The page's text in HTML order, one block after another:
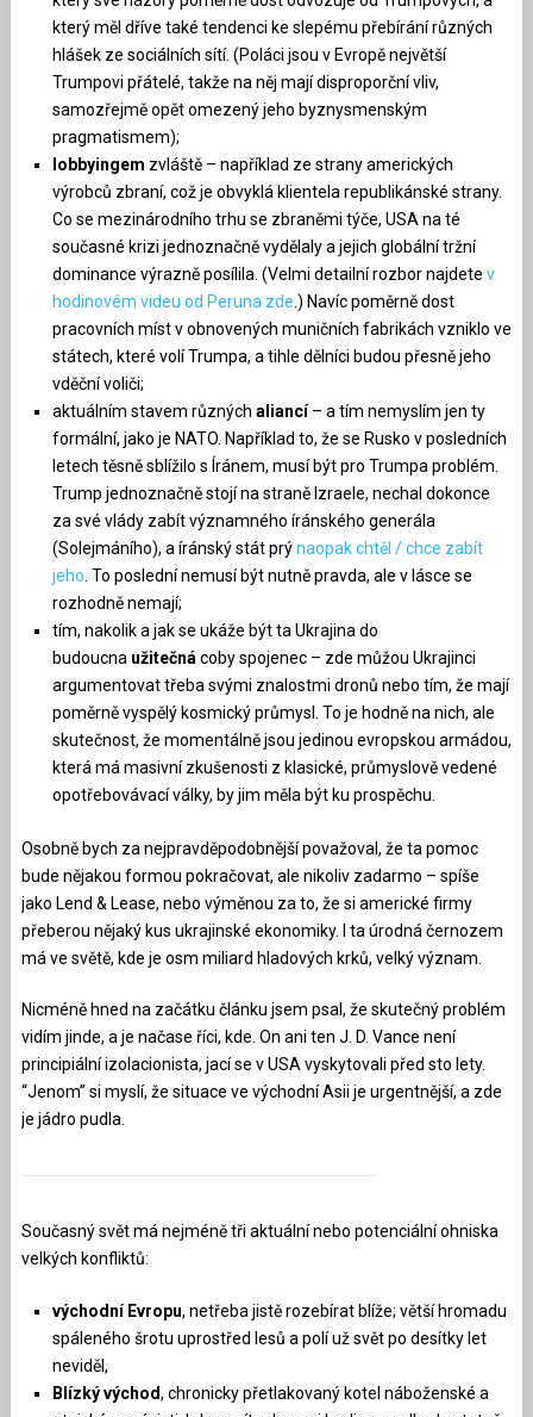
který měl dříve také tendenci ke slepému přebírání různých
hlášek ze sociálních sítí. (Poláci jsou v Evropě největší
Trumpovi přátelé, takže na něj mají disproporční vliv,
samozřejmě opět omezený jeho byznysmenským
pragmatismem);
lobbyingem zvláště – například ze strany amerických
výrobců zbraní, což je obvyklá klientela republikánské strany.
Co se mezinárodního trhu se zbraněmi týče, USA na té
současné krizi jednoznačně vydělaly a jejich globální tržní
dominance výrazně posílila. (Velmi detailní rozbor najdetev
hodinovém videu od Peruna zde .) Navíc poměrně dost
pracovních míst v obnovených muničních fabrikách vzniklo ve
státech, které volí Trumpa, a tihle dělníci budou přesně jeho
vděční voliči;
aktuálním stavem různýchaliancí– a tím nemyslím jen ty
formální, jako je NATO. Například to, že se Rusko v posledních
letech těsně sblížilo s Íránem, musí být pro Trumpa problém.
Trump jednoznačně stojí na straně Izraele, nechal dokonce
za své vlády zabít významného íránského generála
(Solejmáního), a íránský stát prýnaopak chtěl / chce zabít
jeho . To poslední nemusí být nutně pravda, ale v lásce se
rozhodně nemají;
tím, nakolik a jak se ukáže být ta Ukrajina do
budoucna užitečná coby spojenec – zde můžou Ukrajinci
argumentovat třeba svými znalostmi dronů nebo tím, že mají
poměrně vyspělý kosmický průmysl. To je hodně na nich, ale
skutečnost, že momentálně jsou jedinou evropskou armádou,
která má masivní zkušenosti z klasické, průmyslově vedené
opotřebovávací války, by jim měla být ku prospěchu.
Osobně bych za nejpravděpodobnější považoval, že ta pomoc
bude nějakou formou pokračovat, ale nikoliv zadarmo – spíše
jako Lend & Lease, nebo výměnou za to, že si americké firmy
přeberou nějaký kus ukrajinské ekonomiky. I ta úrodná černozem
má ve světě, kde je osm miliard hladových krků, velký význam.
Nicméně hned na začátku článku jsem psal, že skutečný problém
vidím jinde, a je načase říci, kde. On ani ten J. D. Vance není
principiální izolacionista, jací se v USA vyskytovali před sto lety.
“Jenom” si myslí, že situace ve východní Asii je urgentnější, a zde
je jádro pudla.
Současný svět má nejméně tři aktuální nebo potenciální ohniska
velkých konfliktů:
východní Evropu, netřeba jistě rozebírat blíže; větší hromadu
spáleného šrotu uprostřed lesů a polí už svět po desítky let
neviděl,
Blízký východ, chronicky přetlakovaný kotel náboženské a